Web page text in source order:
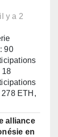
y a 2
90
18
ETH,
alliance
en